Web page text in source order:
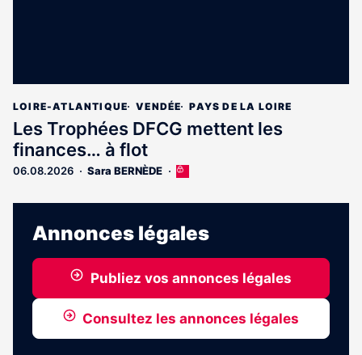
LOIRE-ATLANTIQUE VENDÉE PAYS DE LA LOIRE
Les Trophées DFCG mettent les
finances… à flot
06.08.2026 Sara BERNÈDE
Cet
est
aux
Annonces légales
Publiez vos annonces légales
Consultez les annonces légales